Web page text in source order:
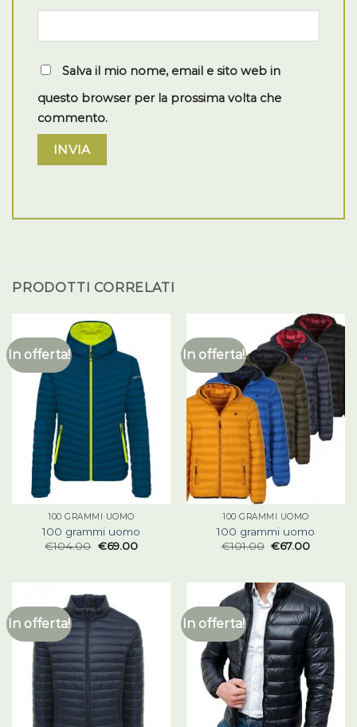
Salva il mio nome, email e sito web in
questo browser per la prossima volta che
commento.
PRODOTTI CORRELATI
In offerta!
100 GRAMMI UOMO
100 grammi uomo
€104.00 €69.00
In offerta!
100 GRAMMI UOMO
100 grammi uomo
€101.00 €67.00
In offerta! In offerta!